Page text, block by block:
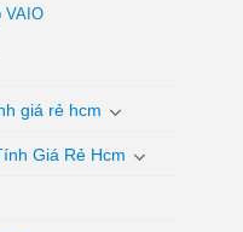
VAIO
giá rẻ hcm
Giá Rẻ Hcm